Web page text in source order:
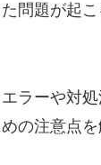
問題が起
ラーや対
の注意点を